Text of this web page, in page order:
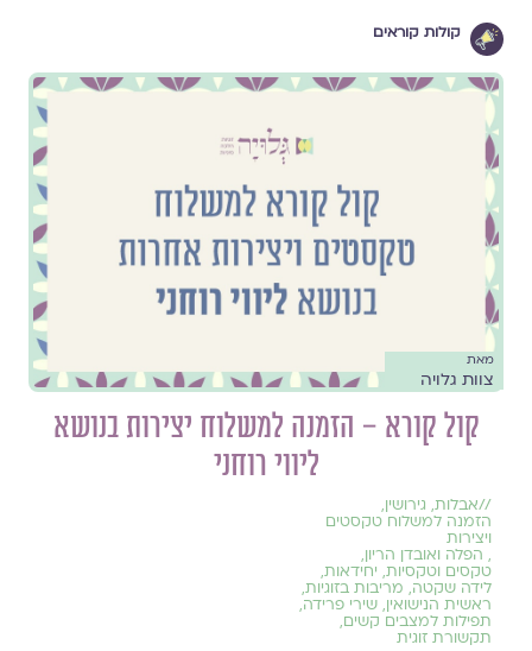
קולות קוראים
מאת
צוות גלויה
קול קורא – הזמנה למשלוח יצירות בנושא
ליווי רוחני
//אבלות, גירושין,
הזמנה למשלוח טקסטים
ויצירות
, הפלה ואובדן הריון,
טקסים וטקסיות, יחידאות,
לידה שקטה, מריבות בזוגיות,
ראשית הנישואין, שירי פרידה,
תפילות למצבים קשים,
תקשורת זוגית